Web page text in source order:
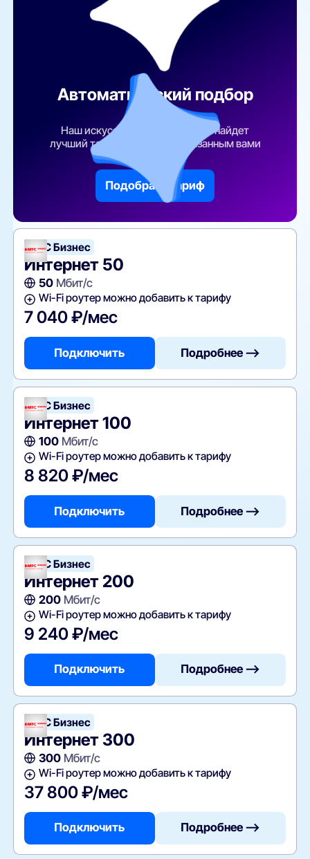
Автоматический подбор
тарифа
Наш искусственный интеллект найдет
лучший тарифный план по указанным вами
Подобрать тариф
МТС Бизнес
Интернет 50
50Мбит/с
Wi-Fi роутер можно добавить к тарифу
7 040 ₽/мес
Подключить Подробнее —>
МТС Бизнес
Интернет 100
100Мбит/с
Wi-Fi роутер можно добавить к тарифу
8 820 ₽/мес
Подключить Подробнее —>
МТС Бизнес
Интернет 200
200Мбит/с
Wi-Fi роутер можно добавить к тарифу
9 240 ₽/мес
Подключить Подробнее —>
МТС Бизнес
Интернет 300
300Мбит/с
Wi-Fi роутер можно добавить к тарифу
37 800 ₽/мес
Подключить Подробнее —>